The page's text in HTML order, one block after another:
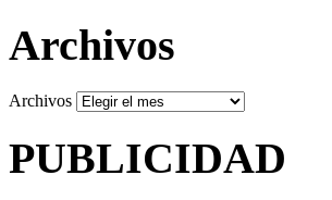
Archivos
Archivos
PUBLICIDAD